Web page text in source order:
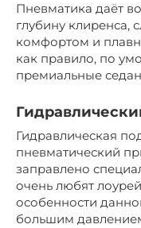
Пневматика даёт
глубину клиренса,
комфортом и
как правило, по
премиальные
Гидравлическая
пневматический
заправлено
очень любят
особенности
большим